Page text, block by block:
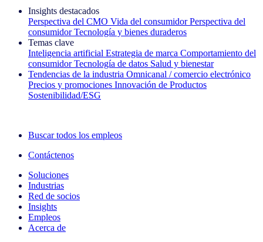
Insights destacados
Perspectiva del CMO Vida del consumidor Perspectiva del
consumidor Tecnología y bienes duraderos
Temas clave
Inteligencia artificial Estrategia de marca Comportamiento del
consumidor Tecnología de datos Salud y bienestar
Tendencias de la industria Omnicanal / comercio electrónico
Precios y promociones Innovación de Productos
Sostenibilidad/ESG
Buscar todos los empleos
Contáctenos
Soluciones
Industrias
Red de socios
Insights
Empleos
Acerca de